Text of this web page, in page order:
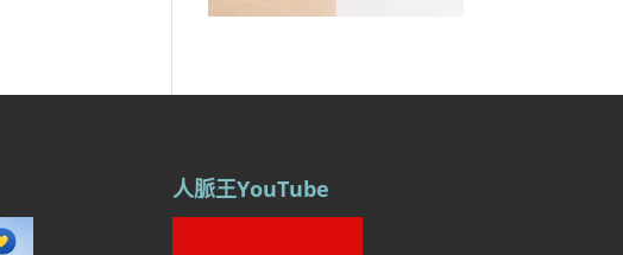
人脈王YouTube